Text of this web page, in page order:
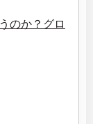
のか？グロ